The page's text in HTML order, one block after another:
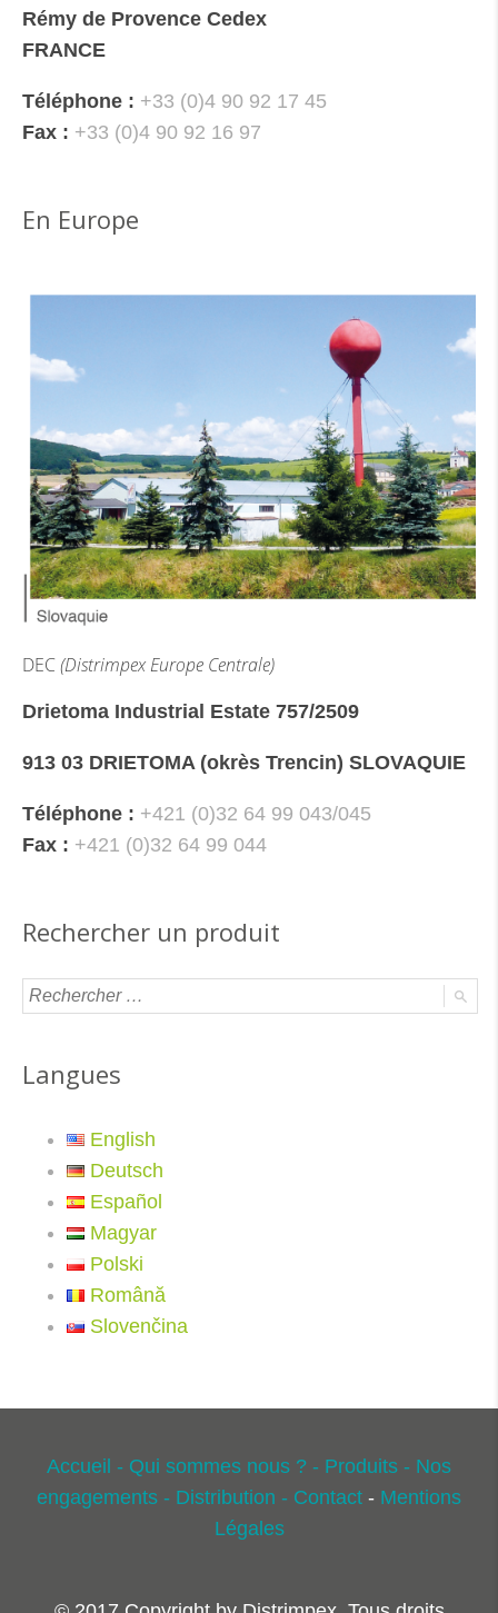
Rémy de Provence Cedex
FRANCE
Téléphone : +33 (0)4 90 92 17 45
Fax : +33 (0)4 90 92 16 97
En Europe
DEC(Distrimpex Europe Centrale)
Drietoma Industrial Estate 757/2509
913 03 DRIETOMA (okrès Trencin) SLOVAQUIE
Téléphone : +421 (0)32 64 99 043/045
Fax : +421 (0)32 64 99 044
Rechercher un produit
Langues
English
Deutsch
Español
Magyar
Polski
Română
Slovenčina
Accueil - Qui sommes nous ? - Produits - Nos
engagements - Distribution - Contact - Mentions
Légales